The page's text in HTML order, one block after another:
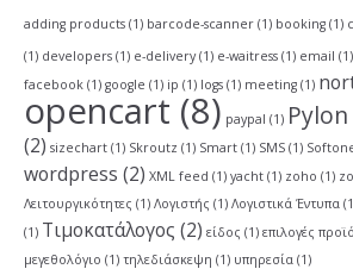
adding products (1) barcode-scanner (1) booking (1)
(1) developers (1) e-delivery(1) e-waitress (1) email (1)
facebook (1) google (1) ip (1) logs (1) meeting (1)
opencart (8) paypal (1) Pylon
(2) sizechart (1) Skroutz (1) Smart (1) SMS (1)
wordpress (2) XML feed (1) yacht (1) zoho (1)
Λειτουργικότητες (1) Λογιστής (1) Λογιστικά Έντυπα
(1) Τιμοκατάλογος (2) είδος (1) επιλογές
μεγεθολόγιο (1) τηλεδιάσκεψη (1) υπηρεσία (1)